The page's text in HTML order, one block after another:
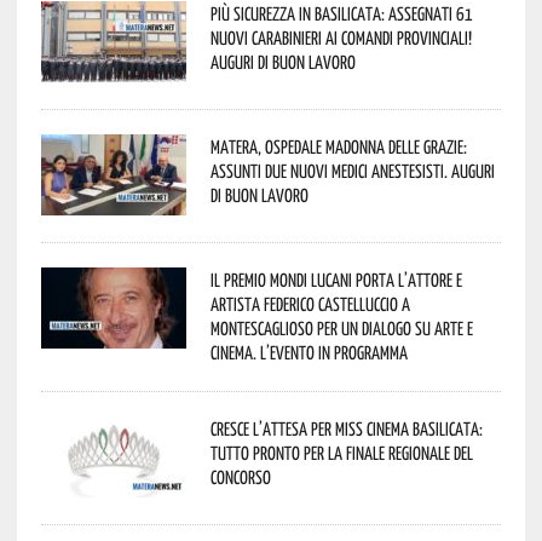
Più sicurezza in Basilicata: assegnati 61
nuovi Carabinieri ai Comandi provinciali!
Auguri di buon lavoro
Matera, Ospedale Madonna delle Grazie:
assunti due nuovi medici anestesisti. Auguri
di buon lavoro
Il Premio Mondi Lucani porta l’attore e
artista Federico Castelluccio a
Montescaglioso per un dialogo su arte e
cinema. L’evento in programma
Cresce l’attesa per Miss Cinema Basilicata:
tutto pronto per la finale regionale del
concorso